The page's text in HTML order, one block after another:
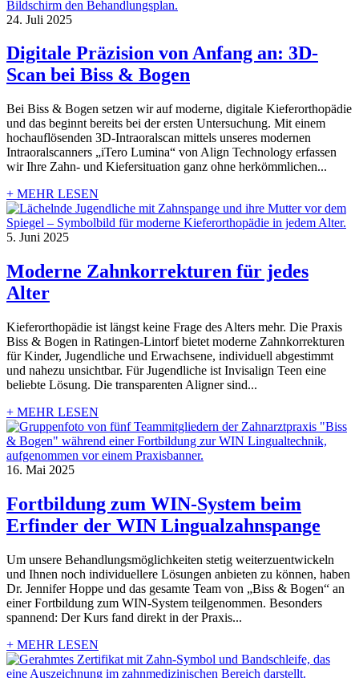
24. Juli 2025
Digitale Präzision von Anfang an: 3D-
Scan bei Biss & Bogen
Bei Biss & Bogen setzen wir auf moderne, digitale Kieferorthopädie
und das beginnt bereits bei der ersten Untersuchung. Mit einem
hochauflösenden 3D-Intraoralscan mittels unseres modernen
Intraoralscanners „iTero Lumina“ von Align Technology erfassen
wir Ihre Zahn- und Kiefersituation ganz ohne herkömmlichen...
+ MEHR LESEN
5. Juni 2025
Moderne Zahnkorrekturen für jedes
Alter
Kieferorthopädie ist längst keine Frage des Alters mehr. Die Praxis
Biss & Bogen in Ratingen-Lintorf bietet moderne Zahnkorrekturen
für Kinder, Jugendliche und Erwachsene, individuell abgestimmt
und nahezu unsichtbar. Für Jugendliche ist Invisalign Teen eine
beliebte Lösung. Die transparenten Aligner sind...
+ MEHR LESEN
16. Mai 2025
Fortbildung zum WIN-System beim
Erfinder der WIN Lingualzahnspange
Um unsere Behandlungsmöglichkeiten stetig weiterzuentwickeln
und Ihnen noch individuellere Lösungen anbieten zu können, haben
Dr. Jennifer Hoppe und das gesamte Team von „Biss & Bogen“ an
einer Fortbildung zum WIN-System teilgenommen. Besonders
spannend: Der Kurs fand direkt in der Praxis...
+ MEHR LESEN